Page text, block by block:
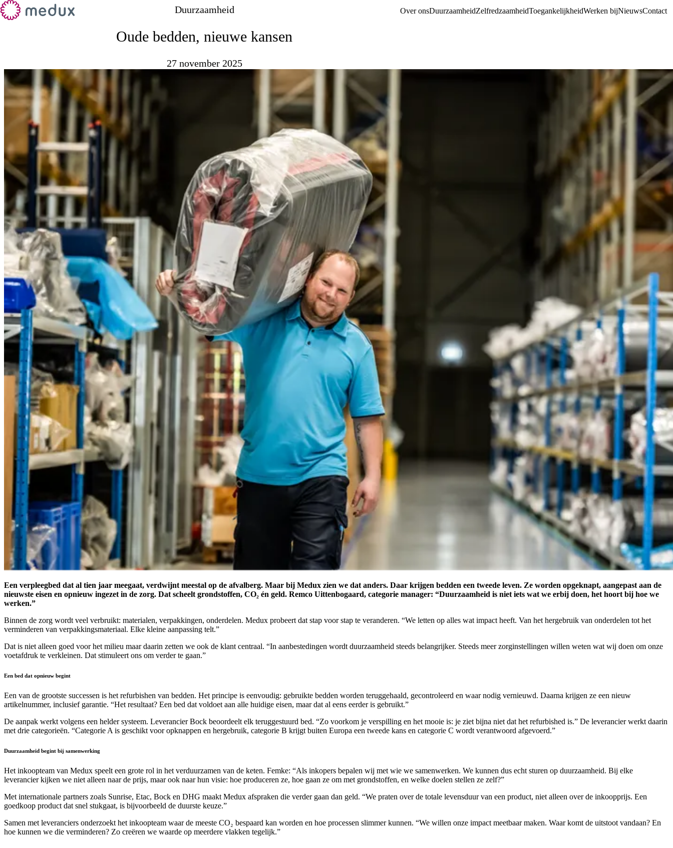
Over onsDuurzaamheidZelfredzaamheidToegankelijkheidWerken bijNieuwsContact
Duurzaamheid
Oude bedden, nieuwe kansen
27 november 2025
Een verpleegbed dat al tien jaar meegaat, verdwijnt meestal op de afvalberg. Maar bij Medux zien we dat anders. Daar krijgen bedden een tweede leven. Ze worden opgeknapt, aangepast aan de
nieuwste eisen en opnieuw ingezet in de zorg. Dat scheelt grondstoffen, CO₂ én geld. Remco Uittenbogaard, categorie manager: “Duurzaamheid is niet iets wat we erbij doen, het hoort bij hoe we
werken.”
Binnen de zorg wordt veel verbruikt: materialen, verpakkingen, onderdelen. Medux probeert dat stap voor stap te veranderen. “We letten op alles wat impact heeft. Van het hergebruik van onderdelen tot het
verminderen van verpakkingsmateriaal. Elke kleine aanpassing telt.”
Dat is niet alleen goed voor het milieu maar daarin zetten we ook de klant centraal. “In aanbestedingen wordt duurzaamheid steeds belangrijker. Steeds meer zorginstellingen willen weten wat wij doen om onze
voetafdruk te verkleinen. Dat stimuleert ons om verder te gaan.”
Een bed dat opnieuw begint
Een van de grootste successen is het refurbishen van bedden. Het principe is eenvoudig: gebruikte bedden worden teruggehaald, gecontroleerd en waar nodig vernieuwd. Daarna krijgen ze een nieuw
artikelnummer, inclusief garantie. “Het resultaat? Een bed dat voldoet aan alle huidige eisen, maar dat al eens eerder is gebruikt.”
De aanpak werkt volgens een helder systeem. Leverancier Bock beoordeelt elk teruggestuurd bed. “Zo voorkom je verspilling en het mooie is: je ziet bijna niet dat het refurbished is.” De leverancier werkt daarin
met drie categorieën. “Categorie A is geschikt voor opknappen en hergebruik, categorie B krijgt buiten Europa een tweede kans en categorie C wordt verantwoord afgevoerd.”
Duurzaamheid begint bij samenwerking
Het inkoopteam van Medux speelt een grote rol in het verduurzamen van de keten. Femke: “Als inkopers bepalen wij met wie we samenwerken. We kunnen dus echt sturen op duurzaamheid. Bij elke
leverancier kijken we niet alleen naar de prijs, maar ook naar hun visie: hoe produceren ze, hoe gaan ze om met grondstoffen, en welke doelen stellen ze zelf?”
Met internationale partners zoals Sunrise, Etac, Bock en DHG maakt Medux afspraken die verder gaan dan geld. “We praten over de totale levensduur van een product, niet alleen over de inkoopprijs. Een
goedkoop product dat snel stukgaat, is bijvoorbeeld de duurste keuze.”
Samen met leveranciers onderzoekt het inkoopteam waar de meeste CO₂ bespaard kan worden en hoe processen slimmer kunnen. “We willen onze impact meetbaar maken. Waar komt de uitstoot vandaan? En
hoe kunnen we die verminderen? Zo creëren we waarde op meerdere vlakken tegelijk.”